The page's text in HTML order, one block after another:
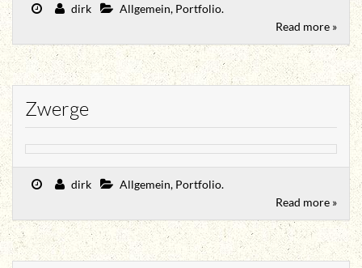
dirk Allgemein, Portfolio.
Read more »
Zwerge
dirk Allgemein, Portfolio.
Read more »